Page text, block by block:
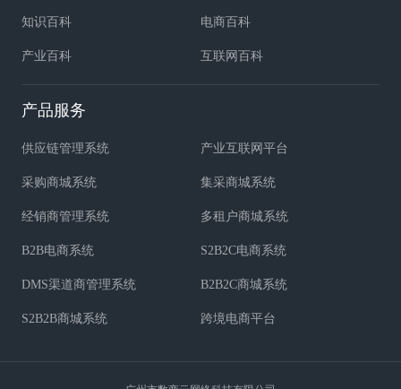
知识百科 电商百科
产业百科 互联网百科
产品服务
供应链管理系统 产业互联网平台
采购商城系统 集采商城系统
经销商管理系统 多租户商城系统
B2B电商系统 S2B2C电商系统
DMS渠道商管理系统 B2B2C商城系统
S2B2B商城系统 跨境电商平台